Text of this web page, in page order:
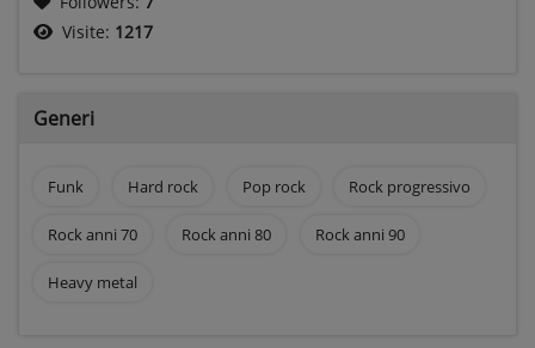
Visite: 1217
Generi
Funk Hard rock Pop rock Rock progressivo
Rock anni 70 Rock anni 80 Rock anni 90
Heavy metal